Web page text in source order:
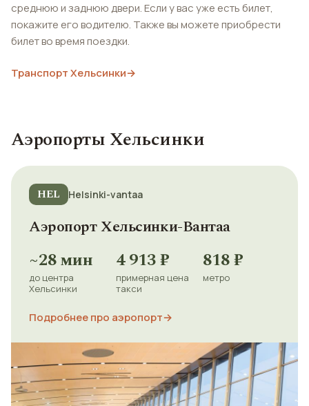
среднюю и заднюю двери. Если у вас уже есть билет,
покажите его водителю. Также вы можете приобрести
билет во время поездки.
Транспорт Хельсинки→
Аэропорты Хельсинки
HEL Helsinki-vantaa
Аэропорт Хельсинки-Вантаа
~28 мин
до центра
Хельсинки
4 913 ₽
примерная цена
такси
818 ₽
метро
Подробнее про аэропорт→